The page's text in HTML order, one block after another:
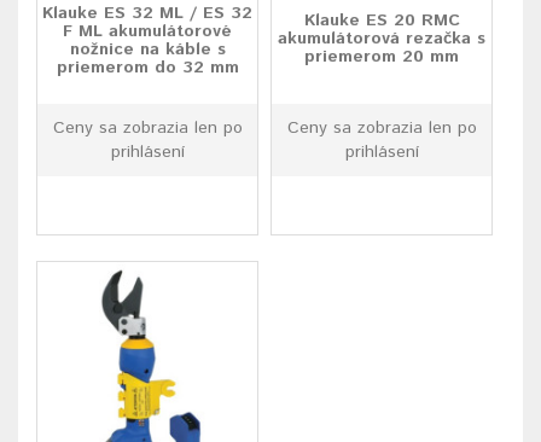
Klauke ES 32 ML / ES 32
F ML akumulátorové
nožnice na káble s
priemerom do 32 mm
Ceny sa zobrazia len po
prihlásení
Klauke ES 20 RMC
akumulátorová rezačka s
priemerom 20 mm
Ceny sa zobrazia len po
prihlásení